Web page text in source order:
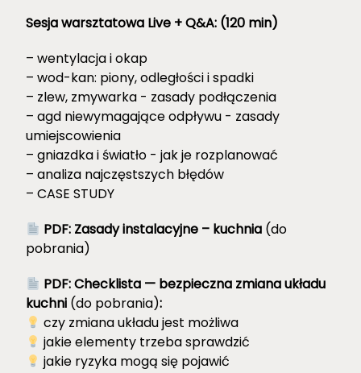
Sesja warsztatowa Live + Q&A: (120 min)
– wentylacja i okap
– wod-kan: piony, odległości i spadki
– zlew, zmywarka - zasady podłączenia
– agd niewymagające odpływu - zasady
umiejscowienia
– gniazdka i światło - jak je rozplanować
– analiza najczęstszych błędów
– CASE STUDY
PDF: Zasady instalacyjne – kuchnia (do
pobrania)
PDF: Checklista — bezpieczna zmiana układu
kuchni (do pobrania):
czy zmiana układu jest możliwa
jakie elementy trzeba sprawdzić
jakie ryzyka mogą się pojawić